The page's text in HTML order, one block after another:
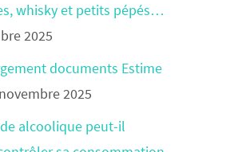
whisky et petits pépés…
2025
documents Estime
2025
alcoolique peut-il